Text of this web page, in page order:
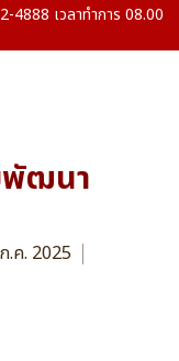
เวลาทำการ 08.00
พัฒนา
.ค. 2025